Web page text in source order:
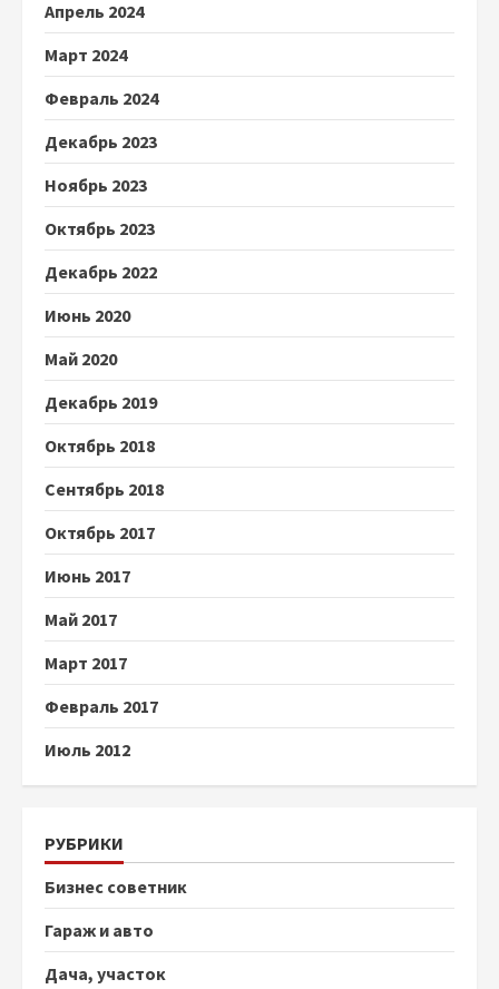
Апрель 2024
Март 2024
Февраль 2024
Декабрь 2023
Ноябрь 2023
Октябрь 2023
Декабрь 2022
Июнь 2020
Май 2020
Декабрь 2019
Октябрь 2018
Сентябрь 2018
Октябрь 2017
Июнь 2017
Май 2017
Март 2017
Февраль 2017
Июль 2012
РУБРИКИ
Бизнес советник
Гараж и авто
Дача, участок